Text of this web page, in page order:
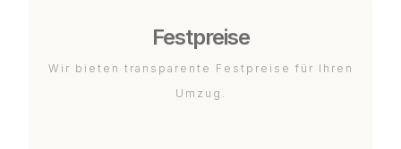
Festpreise
Wir bieten transparente Festpreise für Ihren
Umzug.